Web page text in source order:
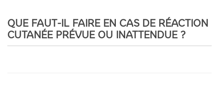
QUE FAUT-IL FAIRE EN CAS DE RÉACTION
CUTANÉE PRÉVUE OU INATTENDUE ?